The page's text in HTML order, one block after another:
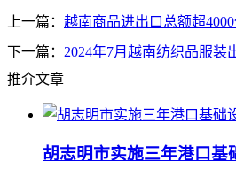
上一篇： 越南商品进出口总额超
下一篇： 2024年7月越南纺织品服装
推介文章
胡志明市实施三年港口